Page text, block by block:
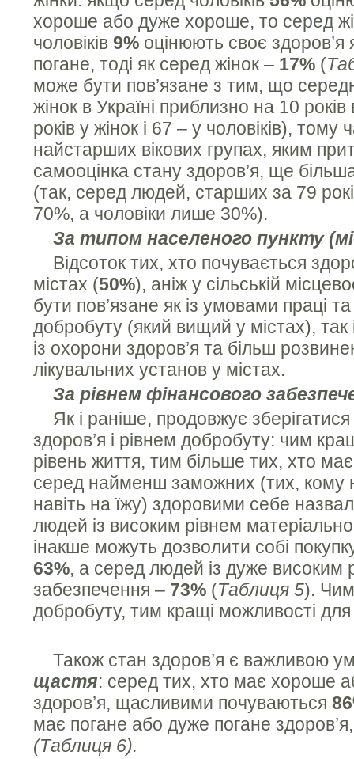
хороше або дуже хороше, то серед
чоловіків9% оцінюють своє
погане, тоді як серед жінок – 17% (
може бути пов’язане з тим, що
жінок в Україні приблизно на 10
років у жінок і 67 – у чоловіків), тому
найстарших вікових групах, яким
самооцінка стану здоров’я, ще
(так, серед людей, старших за 79
70%, а чоловіки лише 30%).
За типом населеного пункту
Відсоток тих, хто почувається
містах (50%), аніж у сільській
бути пов’язане як із умовами праці
добробуту (який вищий у містах), так
із охорони здоров’я та більш
лікувальних установ у містах.
За рівнем фінансового
Як і раніше, продовжує
здоров’я і рівнем добробуту: чим
рівень життя, тим більше тих, хто
серед найменш заможних (тих, кому
навіть на їжу) здоровими себе
людей із високим рівнем
інакше можуть дозволити собі
63%, а серед людей із дуже високим
забезпечення – 73% (Таблиця 5).
добробуту, тим кращі можливості
Також стан здоров’я є важливою
щастя: серед тих, хто має хороше
здоров’я, щасливими почуваються
має погане або дуже погане
(Таблиця 6).